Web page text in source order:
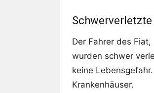
Der Fahrer des
wurden schwer
keine
Krankenhäuser.